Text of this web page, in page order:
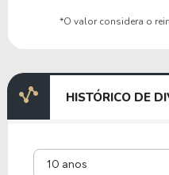
*O valor considera o
HISTÓRICO DE
10 anos